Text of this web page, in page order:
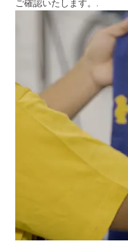
ご確認いたします。.